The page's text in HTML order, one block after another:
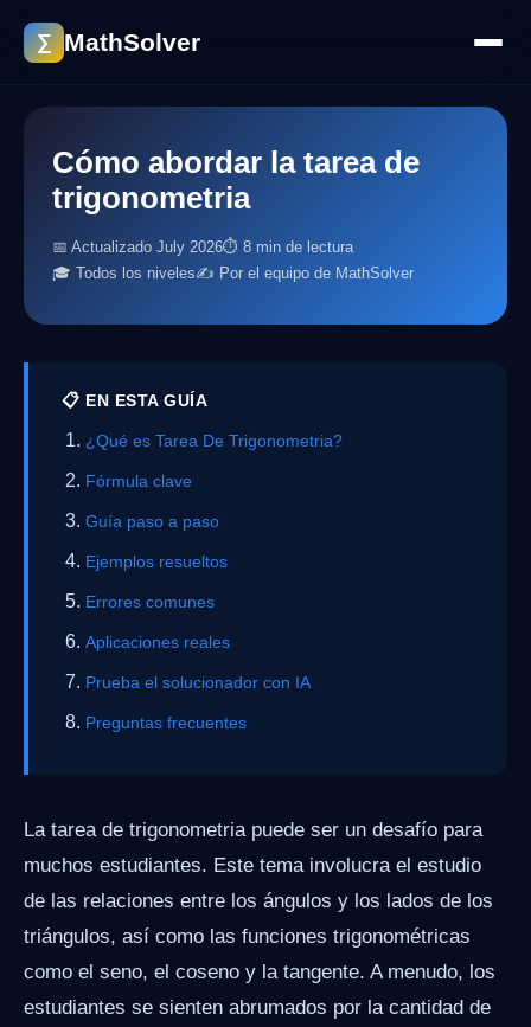
∑ MathSolver
Cómo abordar la tarea de
trigonometria
📅 Actualizado July 2026⏱ 8 min de lectura
🎓 Todos los niveles✍️ Por el equipo de MathSolver
📋 EN ESTA GUÍA
¿Qué es Tarea De Trigonometria?
Fórmula clave
Guía paso a paso
Ejemplos resueltos
Errores comunes
Aplicaciones reales
Prueba el solucionador con IA
Preguntas frecuentes
La tarea de trigonometria puede ser un desafío para
muchos estudiantes. Este tema involucra el estudio
de las relaciones entre los ángulos y los lados de los
triángulos, así como las funciones trigonométricas
como el seno, el coseno y la tangente. A menudo, los
estudiantes se sienten abrumados por la cantidad de